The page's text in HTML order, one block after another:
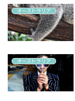
オーストラリア
オーストラリア